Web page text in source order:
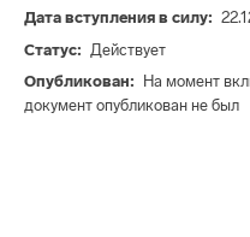
Дата вступления в силу
Статус
Действует
Опубликован
На момент
документ опубликован не был